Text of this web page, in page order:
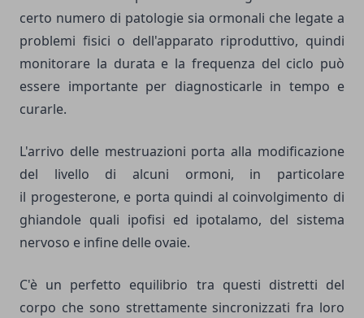
certo numero di patologie sia ormonali che legate a
problemi fisici o dell'apparato riproduttivo, quindi
monitorare la durata e la frequenza del ciclo può
essere importante per diagnosticarle in tempo e
curarle.
L'arrivo delle mestruazioni porta alla modificazione
del livello di alcuni ormoni, in particolare
il progesterone, e porta quindi al coinvolgimento di
ghiandole quali ipofisi ed ipotalamo, del sistema
nervoso e infine delle ovaie.
C'è un perfetto equilibrio tra questi distretti del
corpo che sono strettamente sincronizzati fra loro